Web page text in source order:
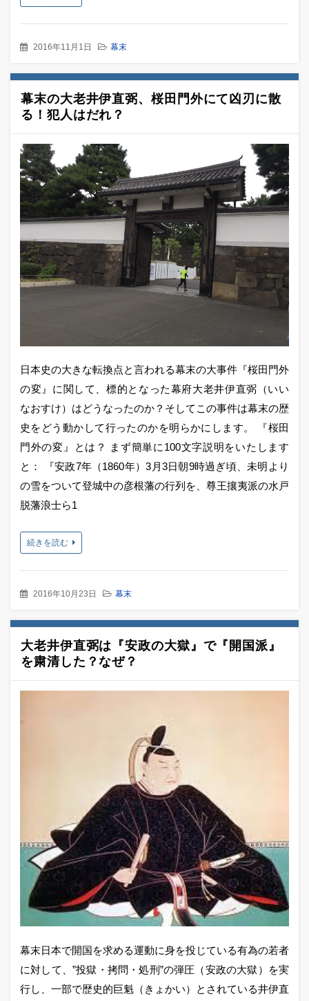
2016年11月1日 幕末
幕末の大老井伊直弼、桜田門外にて凶刃に散
る！犯人はだれ？
日本史の大きな転換点と言われる幕末の大事件『桜田門外
の変』に関して、標的となった幕府大老井伊直弼（いい
なおすけ）はどうなったのか？そしてこの事件は幕末の歴
史をどう動かして行ったのかを明らかにします。 『桜田
門外の変』とは？ まず簡単に100文字説明をいたします
と： 『安政7年（1860年）3月3日朝9時過ぎ頃、未明より
の雪をついて登城中の彦根藩の行列を、尊王攘夷派の水戸
脱藩浪士ら1
続きを読む
2016年10月23日 幕末
大老井伊直弼は『安政の大獄』で『開国派』
を粛清した？なぜ？
幕末日本で開国を求める運動に身を投じている有為の若者
に対して、”投獄・拷問・処刑”の弾圧（安政の大獄）を実
行し、一部で歴史的巨魁（きょかい）とされている井伊直